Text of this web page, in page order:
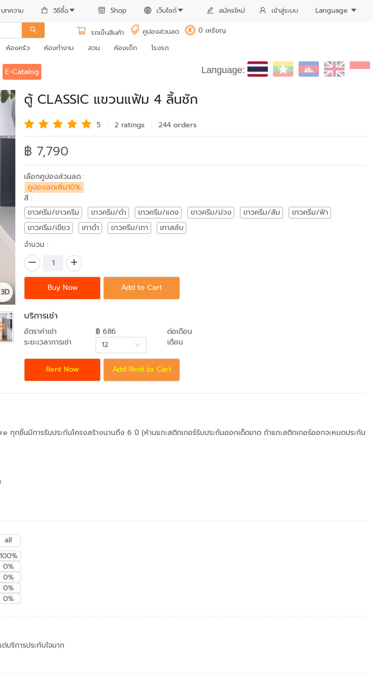
บทความ วิธีซื้อ Shop เว็บไซด์ สมัครใหม่ เข้าสู่ระบบ Language
รถเข็นสินค้า คูปองส่วนลด K
0 เหรียญ
ห้องครัว ห้องทำงาน สวน ห้องเด็ก โรงรถ
E-Catalog Language:
ตู้ CLASSIC แขวนแฟ้ม 4 ลิ้นชัก
5 2 ratings 244 orders
฿ 7,790
เลือกคูปองส่วนลด :
คูปองลดเพิ่ม10%
สี :
ขาวครีม/ขาวครีม
ขาวครีม/ดำ ขาวครีม/แดง ขาวครีม/ม่วง ขาวครีม/ส้ม
ขาวครีม/ฟ้า
ขาวครีม/เขียว
เทาดำ ขาวครีม/เทา
เทาสลับ
จำนวน :
Buy Now Add to Cart
บริการเช่า
อัตราค่าเช่า ฿ 686
ต่อเดือน
ระยะเวลาการเช่า
12 เดือน
Rent Now Add Rent to Cart
กชิ้นมีการรับประกันโครงสร้างนานถึง 6 ปี (ห้ามแกะสติกเกอร์รับประกันออกเด็ดขาด ถ้าแกะสติกเกอร์ออกจะหมดประกัน
all
100%
0%
0%
0%
0%
ริการประทับใจมาก